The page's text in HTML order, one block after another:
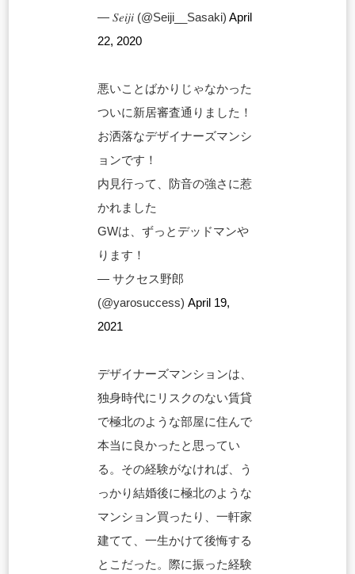
— 𝑆𝑒𝑖𝑗𝑖 (@Seiji__Sasaki) April
22, 2020
悪いことばかりじゃなかった
ついに新居審査通りました！
お洒落なデザイナーズマンシ
ョンです！
内見行って、防音の強さに惹
かれました
GWは、ずっとデッドマンや
ります！
— サクセス野郎
(@yarosuccess) April 19,
2021
デザイナーズマンションは、
独身時代にリスクのない賃貸
で極北のような部屋に住んで
本当に良かったと思ってい
る。その経験がなければ、う
っかり結婚後に極北のような
マンション買ったり、一軒家
建てて、一生かけて後悔する
とこだった。際に振った経験